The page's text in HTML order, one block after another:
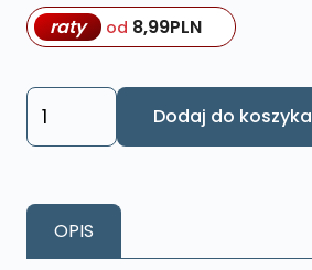
raty od 8,99PLN
ilość
Obraz
Czarno
Dodaj do koszyka
OPIS